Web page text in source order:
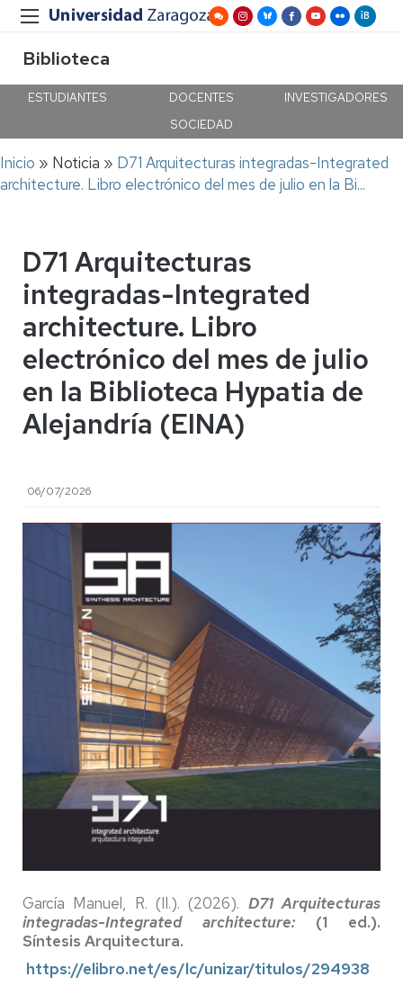
Biblioteca
ESTUDIANTES DOCENTES
INVESTIGADORES
SOCIEDAD
Ruta
de
Inicio Noticia
D71 Arquitecturas integradas-Integrated
architecture. Libro electrónico del mes de julio en la Bi...
D71 Arquitecturas
integradas-Integrated
architecture. Libro
electrónico del mes de julio
en la Biblioteca Hypatia de
Alejandría (EINA)
06/07/2026
García Manuel, R. (Il.). (2026). D71 Arquitecturas
integradas-Integrated architecture: (1 ed.).
Síntesis Arquitectura.
https://elibro.net/es/lc/unizar/titulos/294938